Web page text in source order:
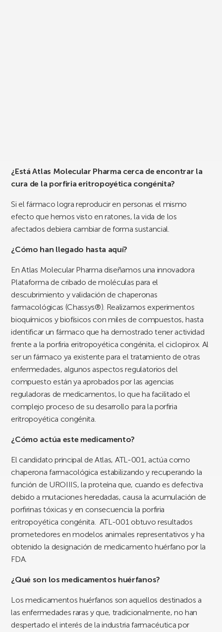
¿Está Atlas Molecular Pharma cerca de encontrar la
cura de la porfiria eritropoyética congénita?
Si el fármaco logra reproducir en personas el mismo
efecto que hemos visto en ratones, la vida de los
afectados debiera cambiar de forma sustancial.
¿Cómo han llegado hasta aquí?
En Atlas Molecular Pharma diseñamos una innovadora
Plataforma de cribado de moléculas para el
descubrimiento y validación de chaperonas
farmacológicas (Chassys®). Realizamos experimentos
bioquímicos y biofísicos con miles de compuestos, hasta
identificar un fármaco que ha demostrado tener actividad
frente a la porfiria eritropoyética congénita, el ciclopirox. Al
ser un fármaco ya existente para el tratamiento de otras
enfermedades, algunos aspectos regulatorios del
compuesto están ya aprobados por las agencias
reguladoras de medicamentos, lo que ha facilitado el
complejo proceso de su desarrollo para la porfiria
eritropoyética congénita.
¿Cómo actúa este medicamento?
El candidato principal de Atlas, ATL-001, actúa como
chaperona farmacológica estabilizando y recuperando la
función de UROIIIS, la proteína que, cuando es defectiva
debido a mutaciones heredadas, causa la acumulación de
porfirinas tóxicas y en consecuencia la porfiria
eritropoyética congénita. ATL-001 obtuvo resultados
prometedores en modelos animales representativos y ha
obtenido la designación de medicamento huérfano por la
FDA.
¿Qué son los medicamentos huérfanos?
Los medicamentos huérfanos son aquellos destinados a
las enfermedades raras y que, tradicionalmente, no han
despertado el interés de la industria farmacéutica por